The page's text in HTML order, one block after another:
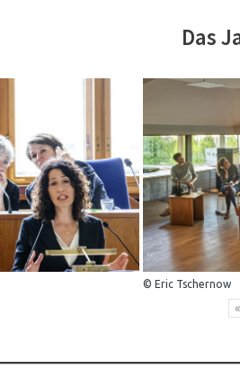
Das
© Eric Tschernow
«